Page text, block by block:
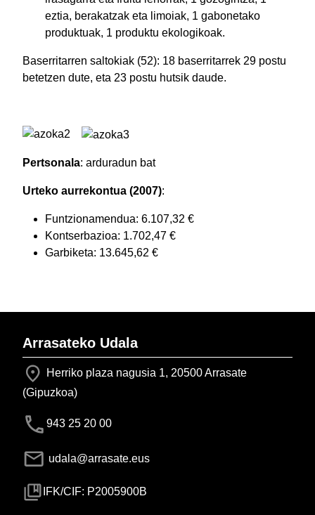
eztia, berakatzak eta limoiak, 1 gabonetako
produktuak, 1 produktu ekologikoak.
Baserritarren saltokiak (52): 18 baserritarrek 29 postu
betetzen dute, eta 23 postu hutsik daude.
Pertsonala: arduradun bat
Urteko aurrekontua (2007):
Funtzionamendua: 6.107,32 €
Kontserbazioa: 1.702,47 €
Garbiketa: 13.645,62 €
Arrasateko Udala
Herriko plaza nagusia 1, 20500 Arrasate
(Gipuzkoa)
943 25 20 00
udala@arrasate.eus
IFK/CIF: P2005900B